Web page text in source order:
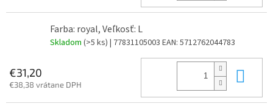
Farba: royal, Veľkosť: L
Skladom (>5 ks) | 77831105003 EAN: 5712762044783
€31,20
€38,38 vrátane DPH